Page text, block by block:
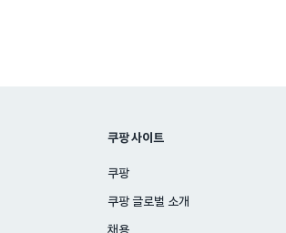
쿠팡 사이트
쿠팡
쿠팡 글로벌 소개
채용